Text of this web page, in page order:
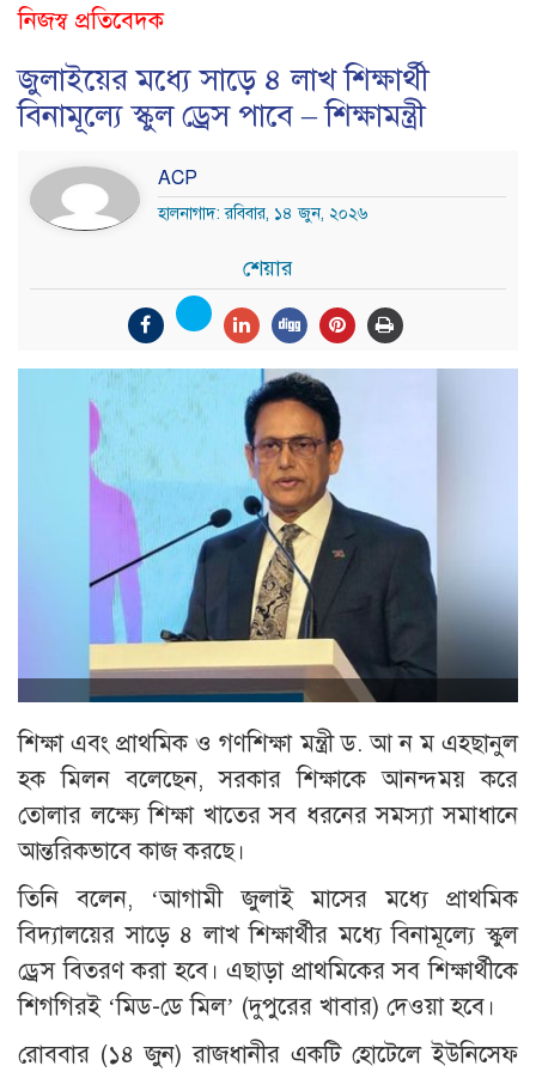
নিজস্ব প্রতিবেদক
জুলাইয়ের মধ্যে সাড়ে ৪ লাখ শিক্ষার্থী
বিনামূল্যে স্কুল ড্রেস পাবে – শিক্ষামন্ত্রী
ACP
হালনাগাদ: রবিবার, ১৪ জুন, ২০২৬
শেয়ার
শিক্ষা এবং প্রাথমিক ও গণশিক্ষা মন্ত্রী ড. আ ন ম এহছানুল
হক মিলন বলেছেন, সরকার শিক্ষাকে আনন্দময় করে
তোলার লক্ষ্যে শিক্ষা খাতের সব ধরনের সমস্যা সমাধানে
আন্তরিকভাবে কাজ করছে।
তিনি বলেন, ‘আগামী জুলাই মাসের মধ্যে প্রাথমিক
বিদ্যালয়ের সাড়ে ৪ লাখ শিক্ষার্থীর মধ্যে বিনামূল্যে স্কুল
ড্রেস বিতরণ করা হবে। এছাড়া প্রাথমিকের সব শিক্ষার্থীকে
শিগগিরই ‘মিড-ডে মিল’ (দুপুরের খাবার) দেওয়া হবে।
রোববার (১৪ জুন) রাজধানীর একটি হোটেলে ইউনিসেফ